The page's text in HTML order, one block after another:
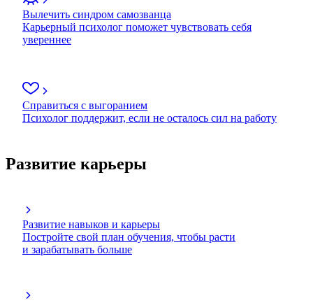
Вылечить синдром самозванца
Карьерный психолог поможет чувствовать себя
увереннее
Справиться с выгоранием
Психолог поддержит, если не осталось сил на работу
Развитие карьеры
Развитие навыков и карьеры
Постройте свой план обучения, чтобы расти
и зарабатывать больше